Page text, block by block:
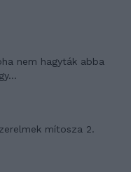
nem hagyták abba
mítosza 2.